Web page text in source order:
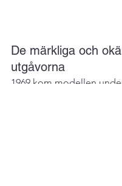
De märkliga och
utgåvorna
1969 kom modellen